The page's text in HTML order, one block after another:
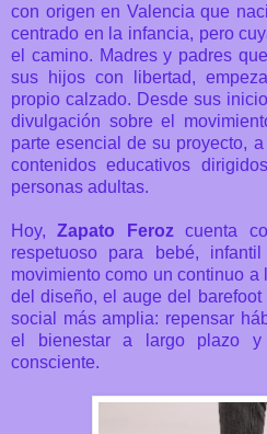
con origen en Valencia que
centrado en la infancia, pero
el camino. Madres y padres
sus hijos con libertad,
propio calzado. Desde sus
divulgación sobre el
parte esencial de su proyecto,
contenidos educativos
personas adultas.
Hoy,Zapato Ferozcuenta
respetuoso para bebé,
movimiento como un continuo
del diseño, el auge del
social más amplia: repensar
el bienestar a largo plazo y
consciente.